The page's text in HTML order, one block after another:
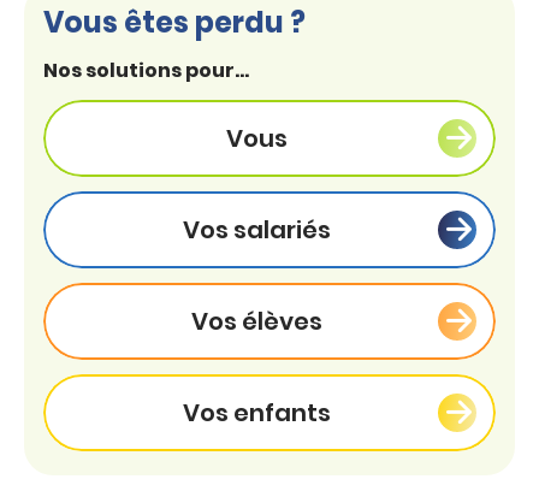
Vous êtes perdu ?
Nos solutions pour...
Vous
Vos salariés
Vos élèves
Vos enfants